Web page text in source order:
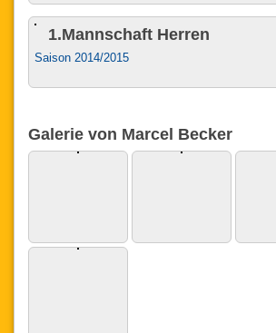
1.Mannschaft Herren
Saison 2014/2015
Galerie von Marcel Becker